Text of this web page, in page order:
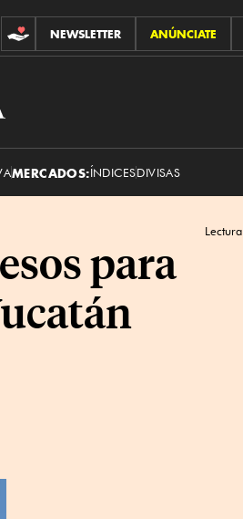
CONTRIBUCIONES
NEWSLETTER ANÚNCIATE
MERCADOS:ÍNDICESDIVISAS
Lectura
para